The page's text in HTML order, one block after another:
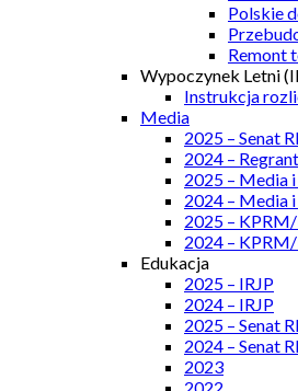
Polskie
Remont
Wypoczynek Letni
Instrukcja
Media
2025 – Senat
2024 –
2025 – Media
2024 – Media
2025 –
2024 –
Edukacja
2025 – IRJP
2024 – IRJP
2025 – Senat
2024 – Senat
2023